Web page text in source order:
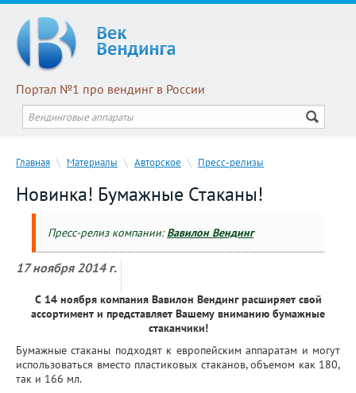
Портал №1 про вендинг в России
Главная \ Материалы \ Авторское \ Пресс-релизы
Новинка! Бумажные Стаканы!
Пресс-релиз компании:Вавилон Вендинг
17 ноября 2014 г.
С 14 ноября компания Вавилон Вендинг расширяет свой
ассортимент и представляет Вашему вниманию бумажные
стаканчики!
Бумажные стаканы подходят к европейским аппаратам и могут
использоваться вместо пластиковых стаканов, объемом как 180,
так и 166 мл.